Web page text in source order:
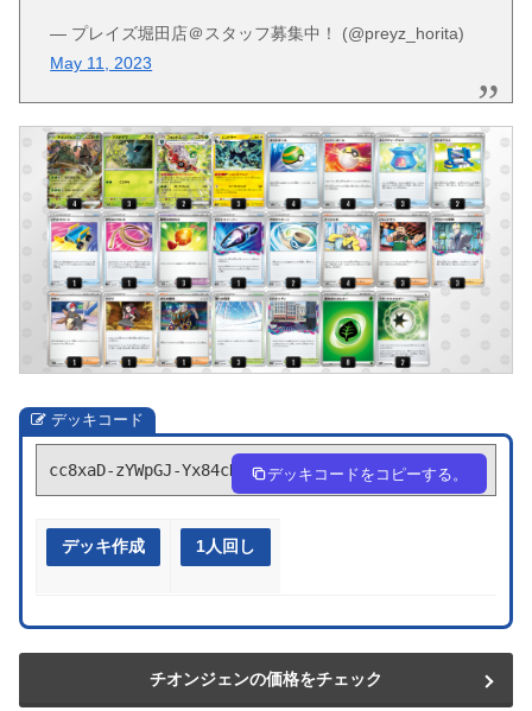
— プレイズ堀田店＠スタッフ募集中！ (@preyz_horita)
May 11, 2023
デッキコード
cc8xaD-zYWpGJ-Yx84cD デッキコードをコピーする。
デッキ作成 1人回し
チオンジェンの価格をチェック